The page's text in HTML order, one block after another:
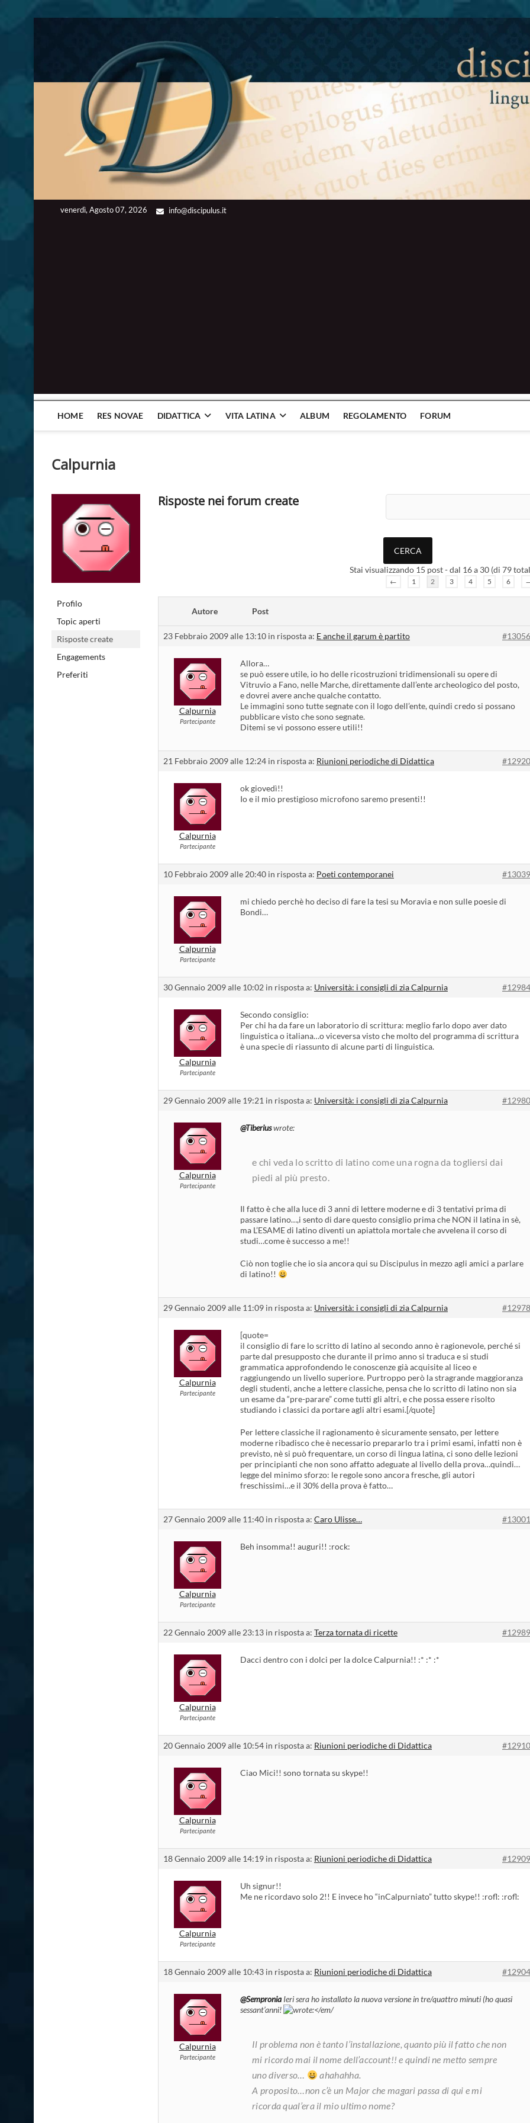
venerdì, Agosto 07, 2026 info@discipulus.it
HOME RES NOVAE DIDATTICA VITA LATINA ALBUM REGOLAMENTO FORUM
Calpurnia
Profilo
Topic aperti
Risposte create
Engagements
Preferiti
Risposte nei forum create
Stai visualizzando 15 post - dal 16 a 30 (di 79
← 1 2 3 4 5 6
Autore Post
23 Febbraio 2009 alle 13:10 in risposta a: E anche il garum è partito #13056
Calpurnia
Partecipante
Allora…
se può essere utile, io ho delle ricostruzioni tridimensionali su opere di
Vitruvio a Fano, nelle Marche, direttamente dall’ente archeologico del posto,
e dovrei avere anche qualche contatto.
Le immagini sono tutte segnate con il logo dell’ente, quindi credo si possano
pubblicare visto che sono segnate.
Ditemi se vi possono essere utili!!
21 Febbraio 2009 alle 12:24 in risposta a: Riunioni periodiche di Didattica #12920
Calpurnia
Partecipante
ok giovedì!!
Io e il mio prestigioso microfono saremo presenti!!
10 Febbraio 2009 alle 20:40 in risposta a: Poeti contemporanei #13039
Calpurnia
Partecipante
mi chiedo perchè ho deciso di fare la tesi su Moravia e non sulle poesie di
Bondi…
30 Gennaio 2009 alle 10:02 in risposta a: Università: i consigli di zia Calpurnia #12984
Calpurnia
Partecipante
Secondo consiglio:
Per chi ha da fare un laboratorio di scrittura: meglio farlo dopo aver dato
linguistica o italiana…o viceversa visto che molto del programma di scrittura
è una specie di riassunto di alcune parti di linguistica.
29 Gennaio 2009 alle 19:21 in risposta a: Università: i consigli di zia Calpurnia #12980
Calpurnia
Partecipante
@Tiberiuswrote:
e chi veda lo scritto di latino come una rogna da togliersi dai
piedi al più presto.
Il fatto è che alla luce di 3 anni di lettere moderne e di 3 tentativi prima di
passare latino…,i sento di dare questo consiglio prima che NON il latina in sè,
ma L’ESAME di latino diventi un apiattola mortale che avvelena il corso di
studi…come è successo a me!!
Ciò non toglie che io sia ancora qui su Discipulus in mezzo agli amici a parlare
di latino!!
29 Gennaio 2009 alle 11:09 in risposta a: Università: i consigli di zia Calpurnia #12978
Calpurnia
Partecipante
[quote=
il consiglio di fare lo scritto di latino al secondo anno è ragionevole, perché si
parte dal presupposto che durante il primo anno si traduca e si studi
grammatica approfondendo le conoscenze già acquisite al liceo e
raggiungendo un livello superiore. Purtroppo però la stragrande maggioranza
degli studenti, anche a lettere classiche, pensa che lo scritto di latino non sia
un esame da “pre-parare” come tutti gli altri, e che possa essere risolto
studiando i classici da portare agli altri esami.[/quote]
Per lettere classiche il ragionamento è sicuramente sensato, per lettere
moderne ribadisco che è necessario prepararlo tra i primi esami, infatti non è
previsto, nè si può frequentare, un corso di lingua latina, ci sono delle lezioni
per principianti che non sono affatto adeguate al livello della prova…quindi…
legge del minimo sforzo: le regole sono ancora fresche, gli autori
freschissimi…e il 30% della prova è fatto…
27 Gennaio 2009 alle 11:40 in risposta a: Caro Ulisse… #13001
Calpurnia
Partecipante
Beh insomma!! auguri!! :rock:
22 Gennaio 2009 alle 23:13 in risposta a: Terza tornata di ricette #12989
Calpurnia
Partecipante
Dacci dentro con i dolci per la dolce Calpurnia!! :* :* :*
20 Gennaio 2009 alle 10:54 in risposta a: Riunioni periodiche di Didattica #12910
Calpurnia
Partecipante
Ciao Mici!! sono tornata su skype!!
18 Gennaio 2009 alle 14:19 in risposta a: Riunioni periodiche di Didattica #12909
Calpurnia
Partecipante
Uh signur!!
Me ne ricordavo solo 2!! E invece ho “inCalpurniato” tutto skype!! :rofl: :rofl:
18 Gennaio 2009 alle 10:43 in risposta a: Riunioni periodiche di Didattica #12904
Calpurnia
Partecipante
@Sempronia Ieri sera ho installato la nuova versione in tre/quattro minuti (ho quasi
sessant’anni!
Il problema non è tanto l’installazione, quanto più il fatto che non
mi ricordo mai il nome dell’account!! e quindi ne metto sempre
uno diverso…
ahahahha.
A proposito…non c’è un Major che magari passa di qui e mi
ricorda qual’era il mio ultimo nome?